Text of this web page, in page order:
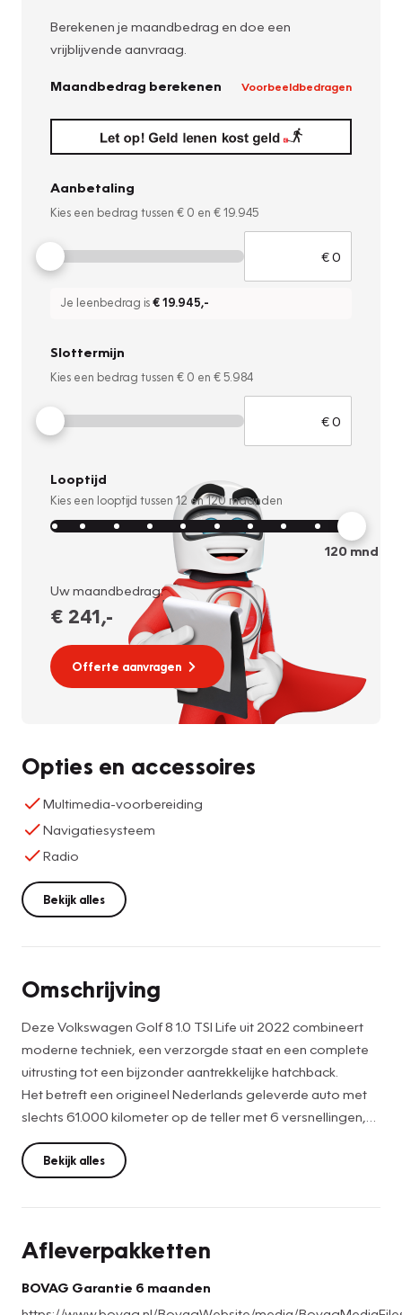
Berekenen je maandbedrag en doe een
vrijblijvende aanvraag.
Maandbedrag berekenen Voorbeeldbedragen
Aanbetaling
Kies een bedrag tussen € 0 en € 19.945
Je leenbedrag is€ 19.945,-
Slottermijn
Kies een bedrag tussen € 0 en € 5.984
Looptijd
Kies een looptijd tussen 12 en120 maanden
120mnd
Uw maandbedrag:
€ 241,-
Offerte aanvragen
Opties en accessoires
Multimedia-voorbereiding
Navigatiesysteem
Radio
Bekijk alles
Omschrijving
Deze Volkswagen Golf 8 1.0 TSI Life uit 2022 combineert
moderne techniek, een verzorgde staat en een complete
uitrusting tot een bijzonder aantrekkelijke hatchback.
Het betreft een origineel Nederlands geleverde auto met
slechts 61.000 kilometer op de teller met 6 versnellingen,
die dealer onderhouden is en daardoor een betrouwbare
keuze vormt voor wie op zoek is naar een jonge
tweedehands Volkswagen Golf.
6 bak biedt deze Golf 8 prettige prestaties, een laag
Bekijk alles
Afleverpakketten
BOVAG Garantie 6 maanden